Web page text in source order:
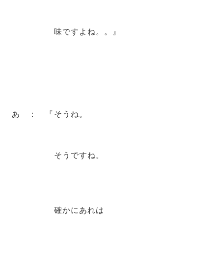
味ですよね。。』
あ ： 『そうね。
そうですね。
確かにあれは